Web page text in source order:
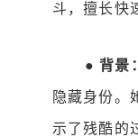
斗，擅长快
● 背景：
隐藏身份。
示了残酷的